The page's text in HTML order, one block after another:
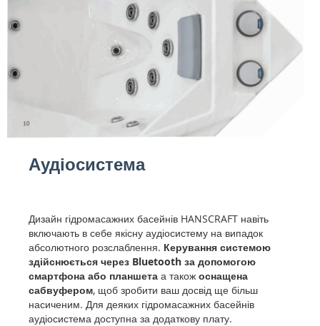
Аудіосистема
Дизайн гідромасажних басейнів HANSCRAFT навіть
включають в себе якісну аудіосистему на випадок
абсолютного розслаблення. Керування системою
здійснюється через Bluetooth за допомогою
смартфона або планшета а також оснащена
сабвуфером, щоб зробити ваш досвід ще більш
насиченим. Для деяких гідромасажних басейнів
аудіосистема доступна за додаткову плату.